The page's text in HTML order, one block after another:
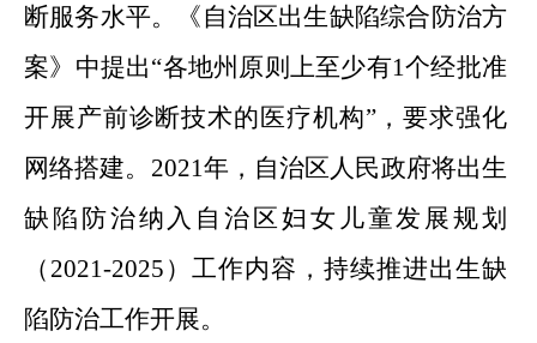
断服务水平。《自治区出生缺陷综合防治方
案》中提出“各地州原则上至少有1个经批准
开展产前诊断技术的医疗机构”，要求强化
网络搭建。2021年，自治区人民政府将出生
缺陷防治纳入自治区妇女儿童发展规划
（2021-2025）工作内容，持续推进出生缺
陷防治工作开展。